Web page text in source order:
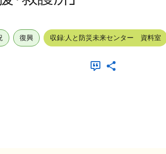
復興 収録:人と防災未来センター 資料室